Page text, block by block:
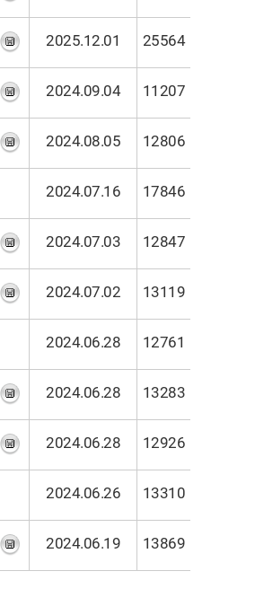
2025.12.01 25564
2024.09.04 11207
2024.08.05 12806
2024.07.16 17846
2024.07.03 12847
2024.07.02 13119
2024.06.28 12761
2024.06.28 13283
2024.06.28 12926
2024.06.26 13310
2024.06.19 13869